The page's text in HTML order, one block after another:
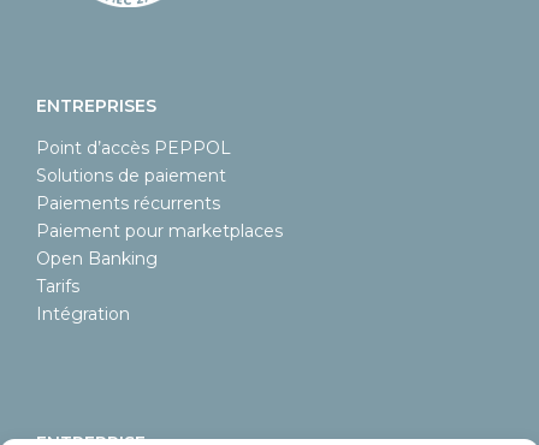
ENTREPRISES
Point d’accès PEPPOL
Solutions de paiement
Paiements récurrents
Paiement pour marketplaces
Open Banking
Tarifs
Intégration